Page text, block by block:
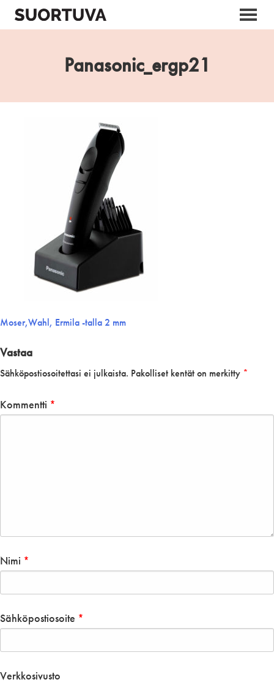
Panasonic_ergp21
Artikkelien
Moser,Wahl, Ermila -talla 2 mm
Vastaa
Sähköpostiosoitettasi ei julkaista. Pakolliset kentät on merkitty *
Kommentti *
Nimi *
Sähköpostiosoite *
Verkkosivusto